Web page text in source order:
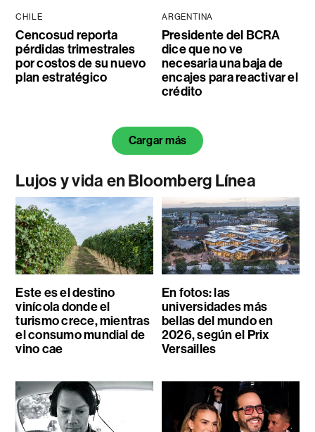
CHILE
Cencosud reporta
pérdidas trimestrales
por costos de su nuevo
plan estratégico
ARGENTINA
Presidente del BCRA
dice que no ve
necesaria una baja de
encajes para reactivar el
crédito
Cargar más
Lujos y vida en Bloomberg Línea
Este es el destino
vinícola donde el
turismo crece, mientras
el consumo mundial de
vino cae
En fotos: las
universidades más
bellas del mundo en
2026, según el Prix
Versailles